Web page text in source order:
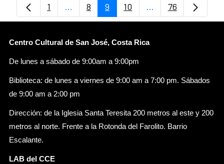
Página
1 ...Páginas intermedias Use TAB para
Página
8 Página
9 Página
10 ...PáginasPágina
76
Centro Cultural de San José, Costa Rica
De lunes a sábado de 9:00am a 9:00pm
Biblioteca: de lunes a viernes de 9:00 am a 7:00 pm. Sábados
de 9:00 am a 2:00 pm
Dirección: de la Iglesia Santa Teresita 200 metros al este y 200
metros al norte. Frente a la Rotonda del Farolito. Barrio
Escalante.
LAB del CCE